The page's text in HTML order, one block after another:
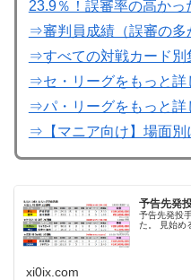
23.9％！誤審率の高かっ
⇒審判員成績（誤審の多
⇒すべての対戦カード別
⇒セ・リーグをもっと詳
⇒パ・リーグをもっと詳
⇒【マニア向け】場面別
予告先発
予告先発投
た。 見始め
xi0ix.com